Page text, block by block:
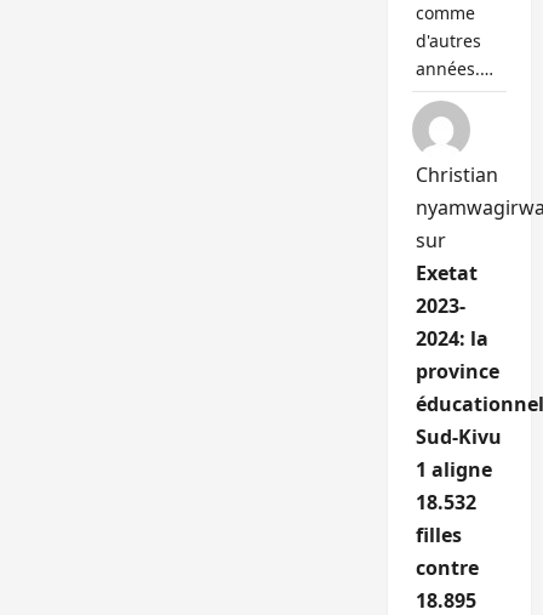
comme
d'autres
années.…
Christian
sur
Exetat
2023-
2024: la
province
Sud-Kivu
1 aligne
18.532
filles
contre
18.895